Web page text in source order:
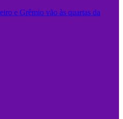
e Grêmio vão às quartas da